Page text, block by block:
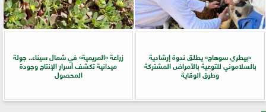
«بيطري سوهاج» يطلق ندوة إرشادية
بالسلاموني للتوعية بالأمراض المشتركة
وطرق الوقاية
زراعة «المريمية» في شمال سيناء.. جولة
ميدانية تكشف أسرار الإنتاج وجودة
المحصول